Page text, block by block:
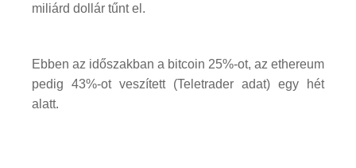
miliárd dollár tűnt el.
Ebben az időszakban a bitcoin 25%-ot, az ethereum
pedig 43%-ot veszített (Teletrader adat) egy hét
alatt.